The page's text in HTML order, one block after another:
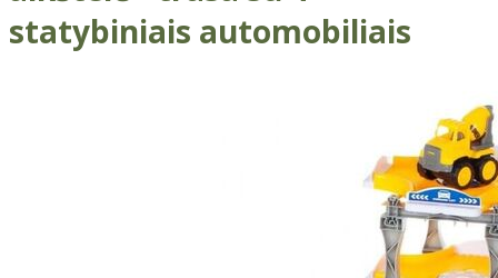
statybiniais automobiliais